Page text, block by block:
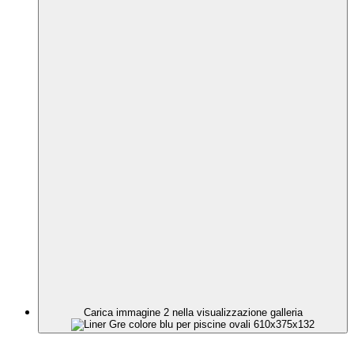
Carica immagine 2 nella visualizzazione galleria